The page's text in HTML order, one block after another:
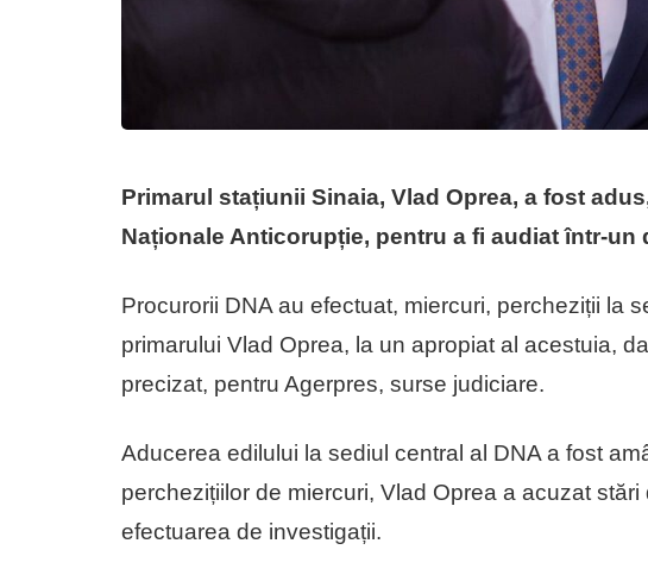
Primarul stațiunii Sinaia, Vlad Oprea, a fost
Naționale Anticorupție, pentru a fi audiat într-un
Procurorii DNA au efectuat, miercuri, percheziții la
primarului Vlad Oprea, la un apropiat al acestuia,
precizat, pentru Agerpres, surse judiciare.
Aducerea edilului la sediul central al DNA a fost
perchezițiilor de miercuri, Vlad Oprea a acuzat
efectuarea de investigații.